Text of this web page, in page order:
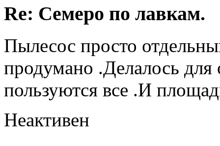
Re: Семеро по лавкам.
Пылесос просто
продумано .Делалось
пользуются все .И
Неактивен